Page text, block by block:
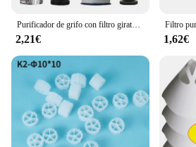
Purificador de grifo con filtro giratorio de 360 °, adaptador de grifo, boquilla de ahorro de agua para ducha, cocina y baño
2,21€ 1,62€